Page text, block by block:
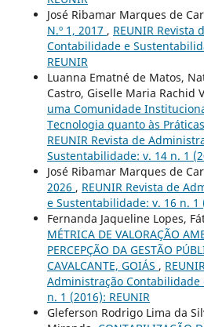
José Ribamar Marques de
N.º 1, 2017 , REUNIR Revista
Contabilidade e
REUNIR
Luanna Ematné de Matos,
Castro, Giselle Maria Rachid
uma Comunidade
Tecnologia quanto às
REUNIR Revista de
Sustentabilidade: v. 14 n. 1
José Ribamar Marques de
2026 , REUNIR Revista de
e Sustentabilidade: v. 16 n. 1
Fernanda Jaqueline Lopes,
MÉTRICA DE VALORAÇÃO
PERCEPÇÃO DA GESTÃO
CAVALCANTE, GOIÁS ,
Administração Contabilidade
n. 1 (2016): REUNIR
Gleferson Rodrigo Lima da